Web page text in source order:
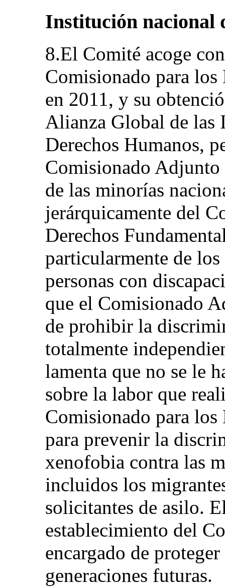
Institución nacional
8.El Comité acoge
Comisionado para los
en 2011, y su
Alianza Global de las
Derechos Humanos,
Comisionado Adjunto
de las minorías
jerárquicamente del
Derechos
particularmente de
personas con
que el Comisionado
de prohibir la
totalmente
lamenta que no se le
sobre la labor que
Comisionado para los
para prevenir la
xenofobia contra las
incluidos los
solicitantes de asilo.
establecimiento del
encargado de
generaciones futuras.